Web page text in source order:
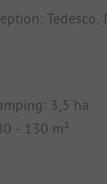
Tedesco,
3,5 ha
- 130 m²